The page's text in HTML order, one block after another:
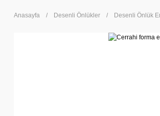
Anasayfa Desenli Önlükler Desenli Önlük